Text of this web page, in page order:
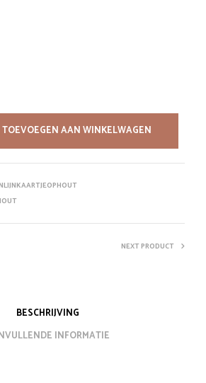
TOEVOEGEN AAN WINKELWAGEN
NEXT PRODUCT
BESCHRIJVING
INFORMATIE